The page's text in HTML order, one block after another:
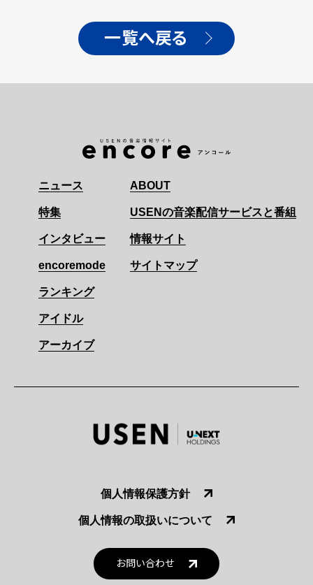
Live part2"』東京公演オ
フィシャルレポート＞
場！＜10/06(月) 東京公演
オフィシャルレポート＞
一覧へ戻る
ニュース
特集
インタビュー
encoremode
ランキング
アイドル
アーカイブ
ABOUT
USENの音楽配信サービスと番組
情報サイト
サイトマップ
個人情報保護方針
個人情報の取扱いについて
お問い合わせ